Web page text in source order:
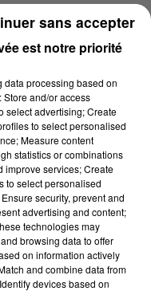
est notre priorité
data processing based on
and/or access
select advertising; Create
to select personalised
Measure content
statistics or combinations
improve services; Create
to select personalised
security, prevent and
advertising and content;
technologies may
browsing data to offer
on information actively
and combine data from
devices based on
sans accepter